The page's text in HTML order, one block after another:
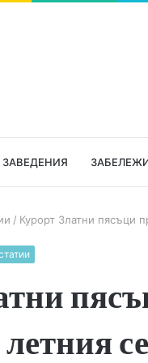
ЗАВЕДЕНИЯ
/ Курорт Златни пясъци